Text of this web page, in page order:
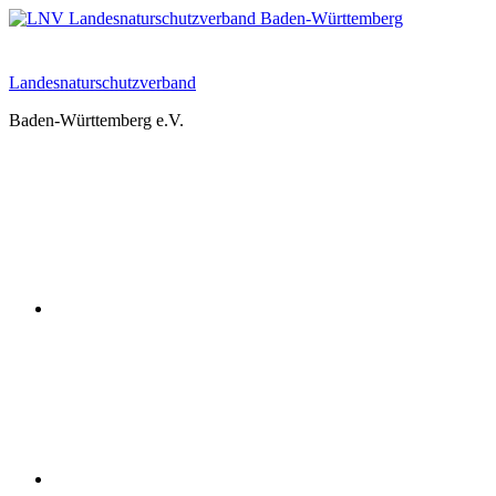
Zum
Landesnaturschutzverband
Baden-Württemberg e.V.